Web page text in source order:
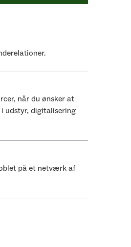
når du ønsker at
udstyr, digitalisering
på et netværk af